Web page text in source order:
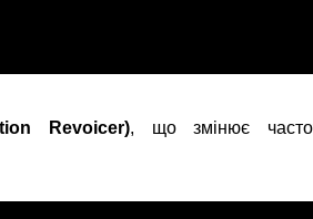
Revoicer), що змінює